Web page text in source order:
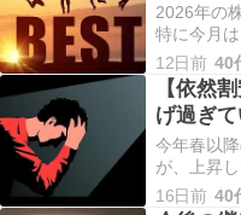
2026年の
特に今月
で1割以上
ィが大き
くなると
は、一旦
事もあり…
12日前 40
【依然
げ過ぎ
今年春以
が、上昇
で、高配
も多いほ
16日前 40